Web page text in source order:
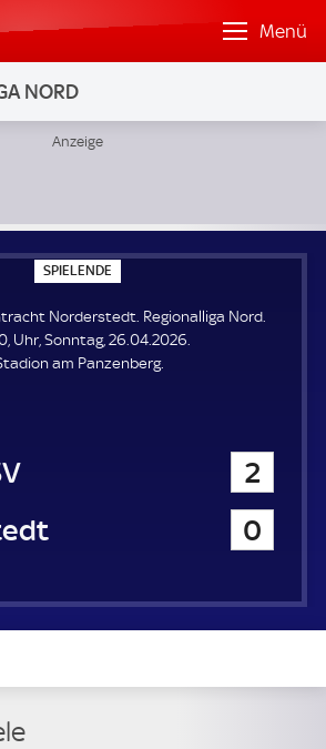
Menü
NORD
SPIELENDE
P
E
L
E
N
Norderstedt. Regionalliga Nord.
Uhr, Sonntag, 26.04.2026.
am Panzenberg.
2
0